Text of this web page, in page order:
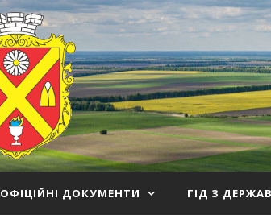
ОФІЦІЙНІ ДОКУМЕНТИ ГІД З